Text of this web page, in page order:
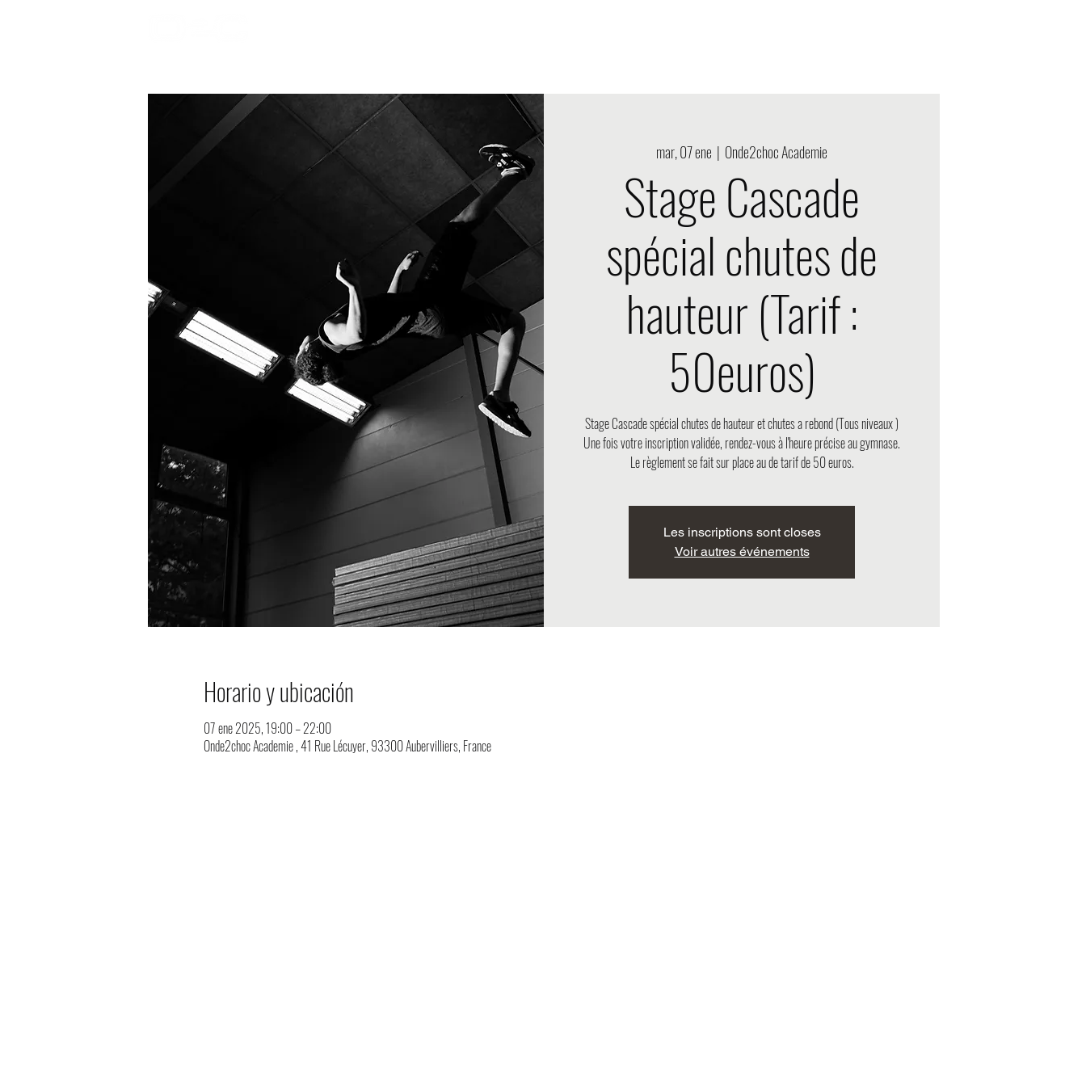
mar, 07 ene
  |
Onde2choc Academie
Stage Cascade
spécial chutes de
hauteur (Tarif :
50euros)
Stage Cascade spécial chutes de hauteur et chutes a rebond (Tous niveaux )
Une fois votre inscription validée, rendez-vous à l'heure précise au gymnase.
Le règlement se fait sur place au de tarif de 50 euros.
Les inscriptions sont closes
Voir autres événements
Horario y ubicación
07 ene 2025, 19:00 – 22:00
Onde2choc Academie , 41 Rue Lécuyer, 93300 Aubervilliers, France